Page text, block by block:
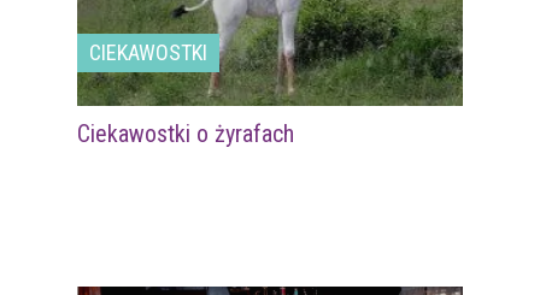
CIEKAWOSTKI
Ciekawostki o żyrafach